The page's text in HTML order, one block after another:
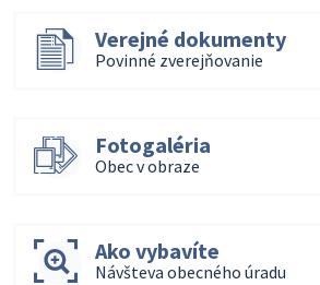
Verejné dokumenty
Povinné zverejňovanie
Fotogaléria
Obec v obraze
Ako vybavíte
Návšteva obecného úradu